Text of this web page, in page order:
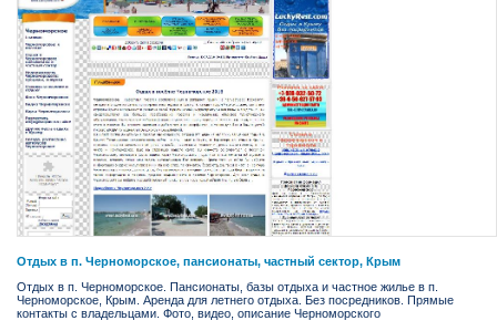
Отдых в п. Черноморское, пансионаты, частный сектор, Крым
Отдых в п. Черноморское. Пансионаты, базы отдыха и частное жилье в п.
Черноморское, Крым. Аренда для летнего отдыха. Без посредников. Прямые
контакты с владельцами. Фото, видео, описание Черноморского